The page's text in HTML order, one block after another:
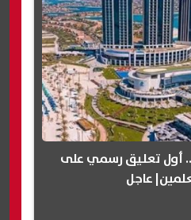
الـ 1000 دولار.. أول تعليق رسمي على
عاجل